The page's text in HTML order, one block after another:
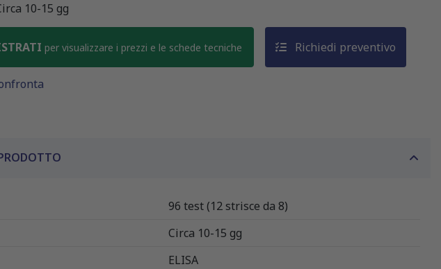
10-15 gg
per visualizzare i prezzi e le schede tecniche Richiedi preventivo
96 test (12 strisce da 8)
Circa 10-15 gg
ELISA